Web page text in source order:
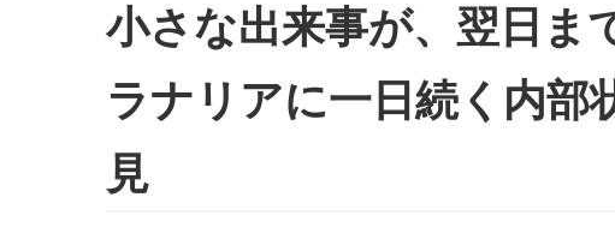
小さな出来事が、翌日ま
ラナリアに一日続く内部
見